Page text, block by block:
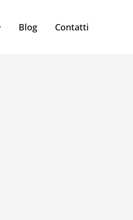
Blog Contatti